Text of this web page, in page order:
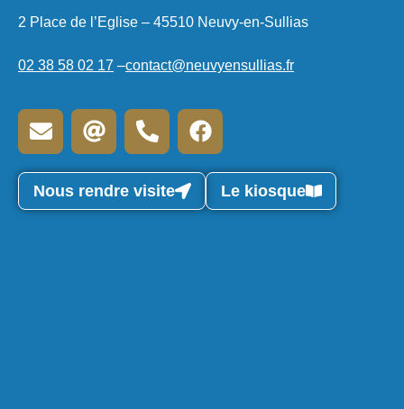
2 Place de l’Eglise – 45510 Neuvy-en-Sullias
02 38 58 02 17 –contact@neuvyensullias.fr
Nous rendre visite Le kiosque